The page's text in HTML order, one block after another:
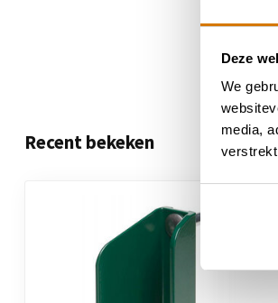
Deze
We
media,
Recent bekeken